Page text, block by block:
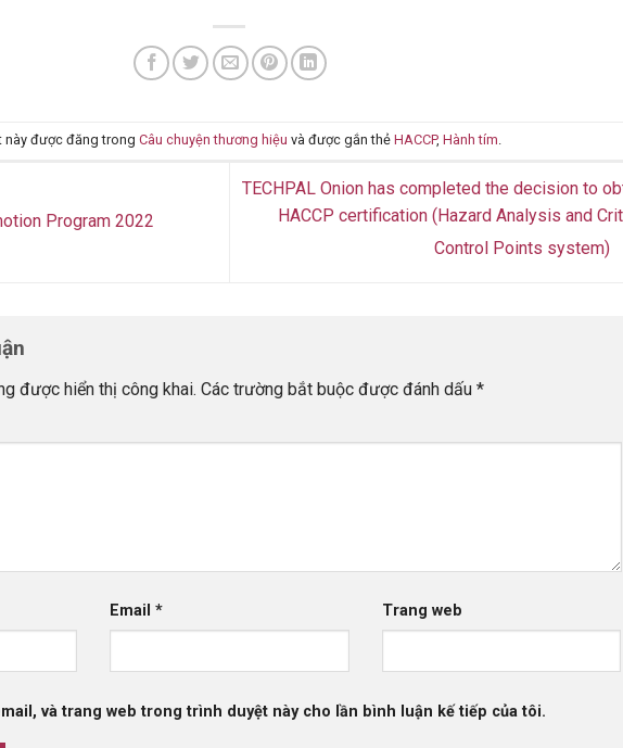
này được đăng trong Câu chuyện thương hiệu và được gắn thẻ HACCP, Hành tím.
Program 2022
TECHPAL Onion has completed the decision to
HACCP certification (Hazard Analysis and
Control Points system)
được hiển thị công khai. Các trường bắt buộc được đánh dấu *
Email * Trang web
và trang web trong trình duyệt này cho lần bình luận kế tiếp của tôi.